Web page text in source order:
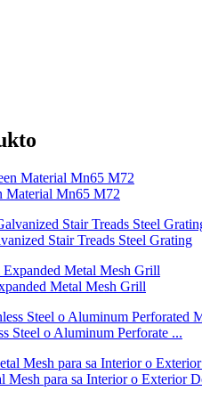
Material Mn65 M72
Stair Treads Steel Grating
Metal Mesh Grill
Steel o Aluminum Perforate ...
Mesh para sa Interior o Exterior